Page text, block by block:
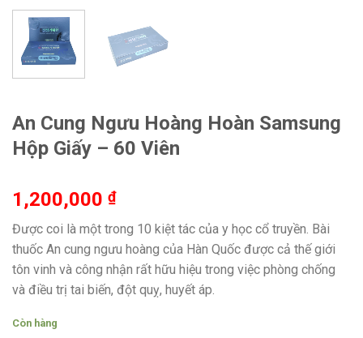
An Cung Ngưu Hoàng Hoàn Samsung
Hộp Giấy – 60 Viên
1,200,000 ₫
Được coi là một trong 10 kiệt tác của y học cổ truyền. Bài
thuốc An cung ngưu hoàng của Hàn Quốc được cả thế giới
tôn vinh và công nhận rất hữu hiệu trong việc phòng chống
và điều trị tai biến, đột quỵ, huyết áp.
Còn hàng